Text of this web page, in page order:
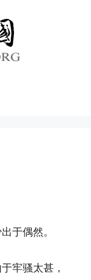
于偶然。
牢骚太甚，